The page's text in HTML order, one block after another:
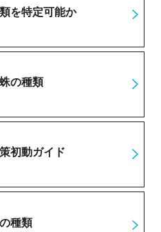
を特定可能か
の種類
初動ガイド
種類